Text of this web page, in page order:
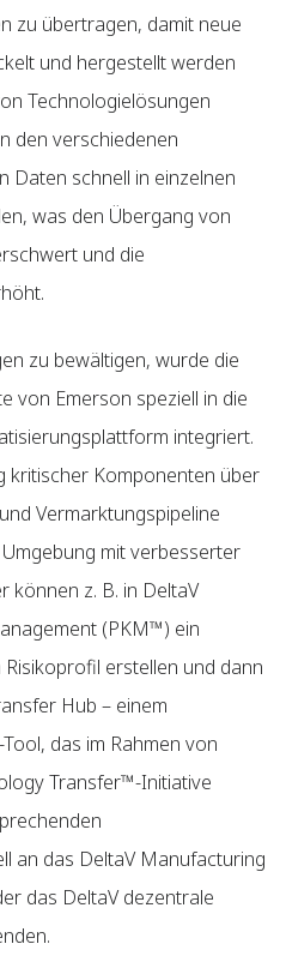
zu übertragen, damit neue
und hergestellt werden
Technologielösungen
den verschiedenen
Daten schnell in einzelnen
was den Übergang von
und die
zu bewältigen, wurde die
von Emerson speziell in die
integriert.
kritischer Komponenten über
Vermarktungspipeline
mit verbesserter
können z. B. in DeltaV
(PKM™) ein
erstellen und dann
Hub – einem
das im Rahmen von
Transfer™-Initiative
an das DeltaV Manufacturing
das DeltaV dezentrale